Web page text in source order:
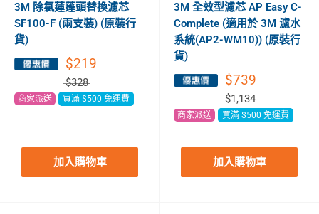
3M 除氯蓮蓬頭替換濾芯
SF100-F (兩支裝) (原裝行
貨)
$219
$328
商家派送 買滿 $500 免運費
加入購物車
3M 全效型濾芯 AP Easy C-
Complete (適用於 3M 濾水
系統(AP2-WM10)) (原裝行
貨)
$739
$1,134
商家派送 買滿 $500 免運費
加入購物車